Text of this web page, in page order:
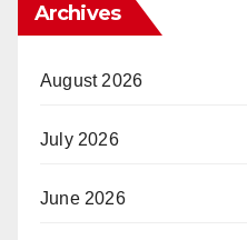
Archives
August 2026
July 2026
June 2026